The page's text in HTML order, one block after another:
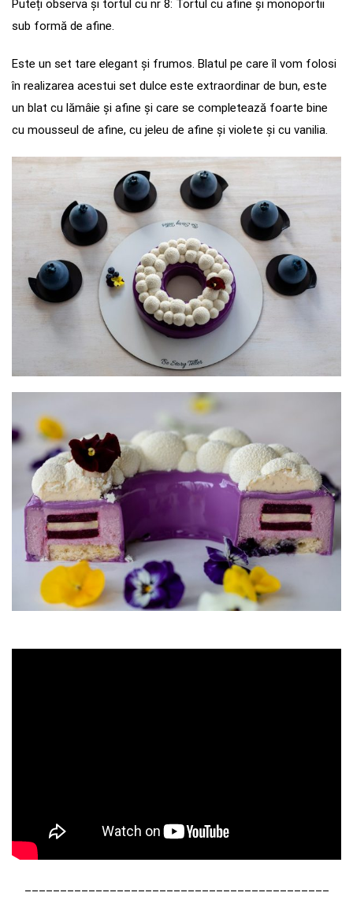
Puteți observa și tortul cu nr 8: Tortul cu afine și monoportii
sub formă de afine.
Este un set tare elegant și frumos. Blatul pe care îl vom folosi
în realizarea acestui set dulce este extraordinar de bun, este
un blat cu lămâie și afine și care se completează foarte bine
cu mousseul de afine, cu jeleu de afine și violete și cu vanilia.